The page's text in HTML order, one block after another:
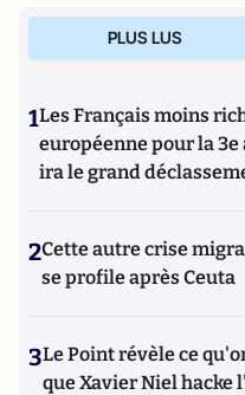
PLUS LUS
1Les Français moins
européenne pour la
ira le grand
2Cette autre crise
se profile après Ceuta
3Le Point révèle ce
que Xavier Niel hacke